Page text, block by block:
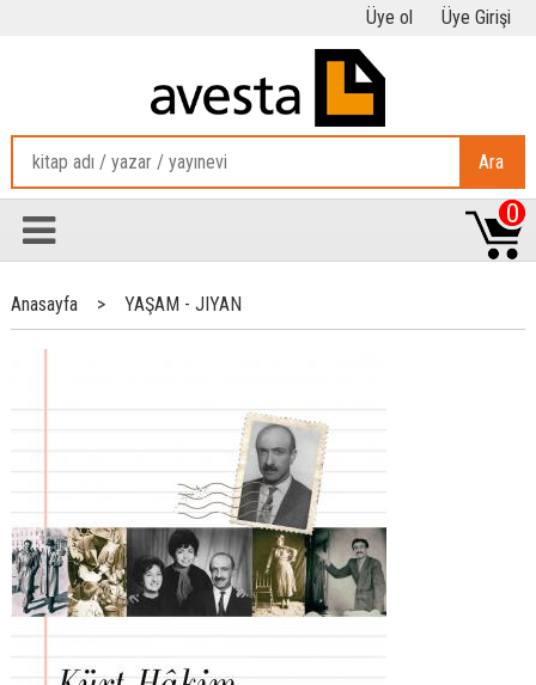
Üye ol Üye Girişi
Ara
0
Anasayfa > YAŞAM - JIYAN